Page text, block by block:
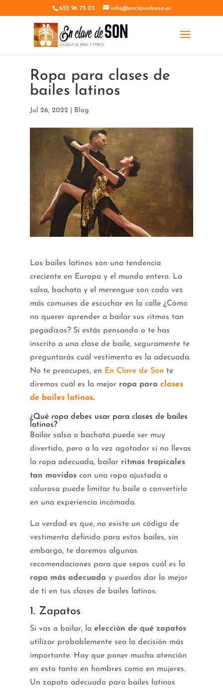
652 96 73 05 info@enclavedeson.es
Ropa para clases de
bailes latinos
Jul 26, 2022 Blog
Los bailes latinos son una tendencia
creciente en Europa y el mundo entero. La
salsa, bachata y el merengue son cada vez
más comunes de escuchar en la calle ¿Cómo
no querer aprender a bailar sus ritmos tan
pegadizos? Si estás pensando o te has
inscrito a una clase de baile, seguramente te
preguntarás cuál vestimenta es la adecuada.
No te preocupes, en En Clave de Son te
diremos cuál es la mejor ropa para clases
de bailes latinos.
¿Qué ropa debes usar para clases de bailes
latinos?
Bailar salsa o bachata puede ser muy
divertido, pero a la vez agotador si no llevas
la ropa adecuada, bailar ritmos tropicales
tan movidoscon una ropa ajustada o
calurosa puede limitar tu baile o convertirlo
en una experiencia incómoda.
La verdad es que, no existe un código de
vestimenta definido para estos bailes, sin
embargo, te daremos algunas
recomendaciones para que sepas cuál es la
ropa más adecuada y puedas dar lo mejor
de ti en tus clases de bailes latinos:
1. Zapatos
Si vas a bailar, la elección de qué zapatos
utilizar probablemente sea la decisión más
importante. Hay que poner mucha atención
en esto tanto en hombres como en mujeres.
Un zapato adecuado para bailes latinos